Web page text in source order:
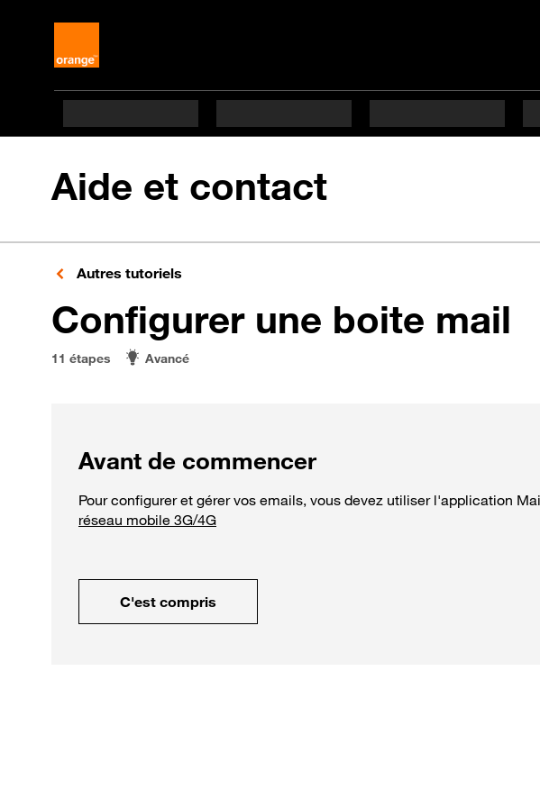
Aide et contact
Autres tutoriels
Configurer une boite mail
11 étapes Avancé
Avant de commencer
Pour configurer et gérer vos emails, vous devez utiliser l'application
réseau mobile 3G/4G
C'est compris